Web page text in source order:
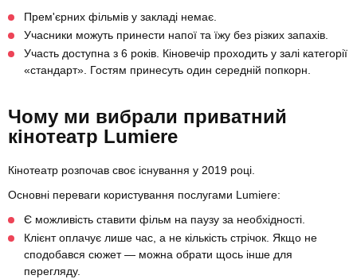
Прем'єрних фільмів у закладі немає.
Учасники можуть принести напої та їжу без різких запахів.
Участь доступна з 6 років. Кіновечір проходить у залі категорії
«стандарт». Гостям принесуть один середній попкорн.
Чому ми вибрали приватний
кінотеатр Lumiere
Кінотеатр розпочав своє існування у 2019 році.
Основні переваги користування послугами Lumiere:
Є можливість ставити фільм на паузу за необхідності.
Клієнт оплачує лише час, а не кількість стрічок. Якщо не
сподобався сюжет — можна обрати щось інше для
перегляду.